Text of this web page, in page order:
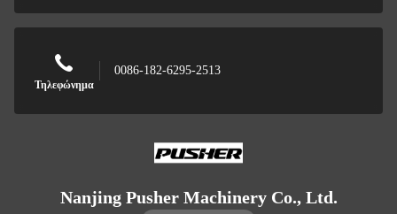
Τηλεφώνημα
0086-182-6295-2513
Nanjing Pusher Machinery Co., Ltd.